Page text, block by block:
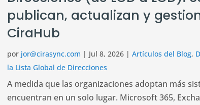
publican, actualizan y
CiraHub
por jor@cirasync.com | Jul 8, 2026 |Artículos del Blog,
la Lista Global de Direcciones
A medida que las organizaciones adoptan más
encuentran en un solo lugar. Microsoft 365,